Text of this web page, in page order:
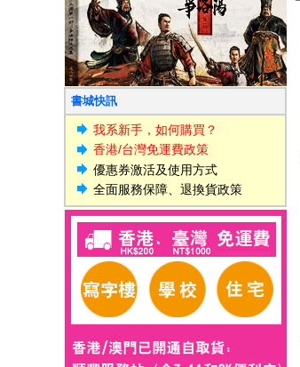
書城快訊
我系新手，如何購買？
香港/台灣免運費政策
優惠券激活及使用方式
全面服務保障、退換貨政策